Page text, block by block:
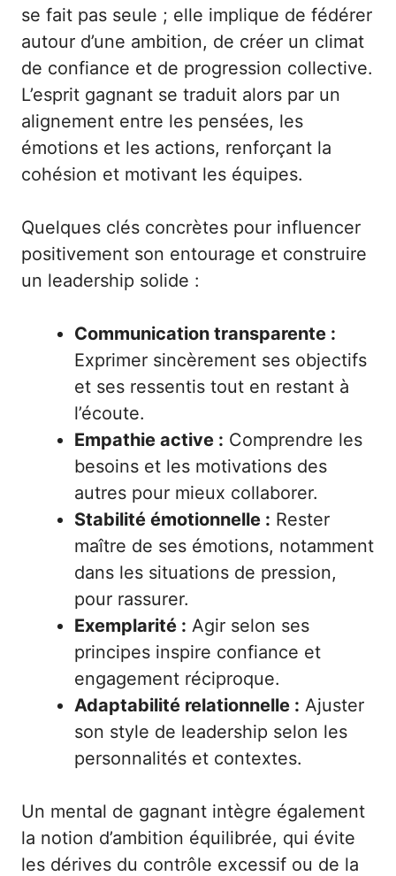
se fait pas seule ; elle implique de fédérer
autour d’une ambition, de créer un climat
de confiance et de progression collective.
L’esprit gagnant se traduit alors par un
alignement entre les pensées, les
émotions et les actions, renforçant la
cohésion et motivant les équipes.
Quelques clés concrètes pour influencer
positivement son entourage et construire
un leadership solide :
Communication transparente :
Exprimer sincèrement ses objectifs
et ses ressentis tout en restant à
l’écoute.
Empathie active : Comprendre les
besoins et les motivations des
autres pour mieux collaborer.
Stabilité émotionnelle : Rester
maître de ses émotions, notamment
dans les situations de pression,
pour rassurer.
Exemplarité : Agir selon ses
principes inspire confiance et
engagement réciproque.
Adaptabilité relationnelle : Ajuster
son style de leadership selon les
personnalités et contextes.
Un mental de gagnant intègre également
la notion d’ambition équilibrée, qui évite
les dérives du contrôle excessif ou de la